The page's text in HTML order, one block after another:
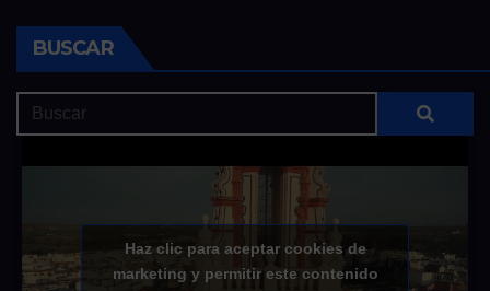
BUSCAR
Haz clic para aceptar cookies de
marketing y permitir este contenido